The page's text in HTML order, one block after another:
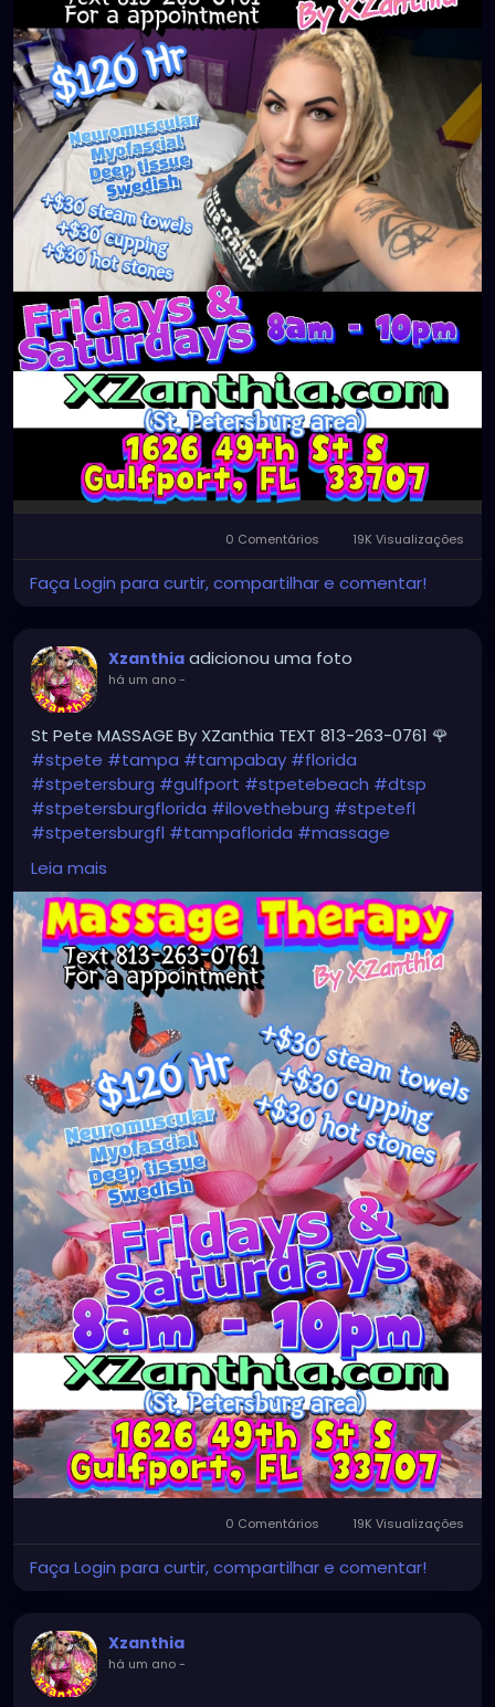
#massageTherapist#instaburg#brandon
#palmharbor#Clearwater
0 Comentários 19K Visualizações
Faça Login para curtir, compartilhar e comentar!
Xzanthia adicionou uma foto
há um ano-
St Pete MASSAGE By XZanthia TEXT 813-263-0761 🌹
#stpete #tampa #tampabay #florida
#stpetersburg #gulfport #stpetebeach #dtsp
#stpetersburgflorida #ilovetheburg #stpetefl
#stpetersburgfl #tampaflorida #massage
#massagetherapy
#tampafl
#neuromuscular#largo#igersstpete
#Pinellascounty#ilovestpete#massageTherapist
#instaburg#brandon#palmharbor#Clearwater
Leia mais
0 Comentários 19K Visualizações
Faça Login para curtir, compartilhar e comentar!
Xzanthia
há um ano-